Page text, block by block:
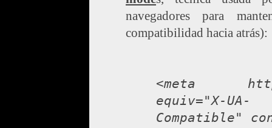
navegadores para
compatibilidad hacia atrás):
<meta
equiv="X-UA-
Compatible"